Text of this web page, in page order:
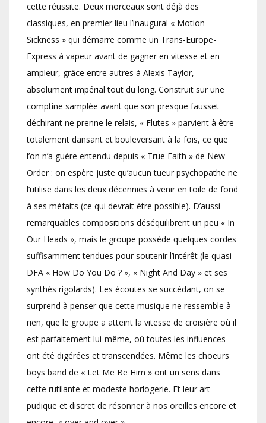
cette réussite. Deux morceaux sont déjà des
classiques, en premier lieu l’inaugural « Motion
Sickness » qui démarre comme un Trans-Europe-
Express à vapeur avant de gagner en vitesse et en
ampleur, grâce entre autres à Alexis Taylor,
absolument impérial tout du long. Construit sur une
comptine samplée avant que son presque fausset
déchirant ne prenne le relais, « Flutes » parvient à être
totalement dansant et bouleversant à la fois, ce que
l’on n’a guère entendu depuis « True Faith » de New
Order : on espère juste qu’aucun tueur psychopathe ne
l’utilise dans les deux décennies à venir en toile de fond
à ses méfaits (ce qui devrait être possible). D’aussi
remarquables compositions déséquilibrent un peu « In
Our Heads », mais le groupe possède quelques cordes
suffisamment tendues pour soutenir l’intérêt (le quasi
DFA « How Do You Do ? », « Night And Day » et ses
synthés rigolards). Les écoutes se succédant, on se
surprend à penser que cette musique ne ressemble à
rien, que le groupe a atteint la vitesse de croisière où il
est parfaitement lui-même, où toutes les influences
ont été digérées et transcendées. Même les choeurs
boys band de « Let Me Be Him » ont un sens dans
cette rutilante et modeste horlogerie. Et leur art
pudique et discret de résonner à nos oreilles encore et